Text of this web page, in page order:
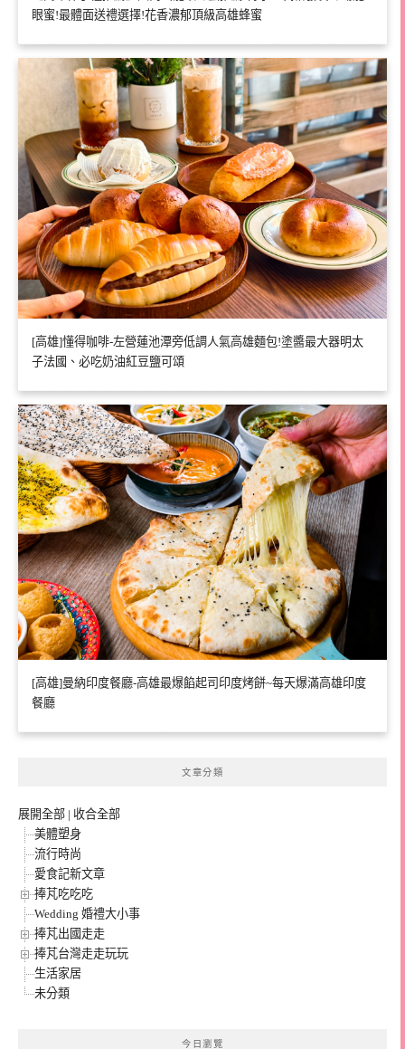
眼蜜!最體面送禮選擇!花香濃郁頂級高雄蜂蜜
[高雄]懂得咖啡-左營蓮池潭旁低調人氣高雄麵包!塗醬最大器明太
子法國、必吃奶油紅豆鹽可頌
[高雄]曼納印度餐廳-高雄最爆餡起司印度烤餅~每天爆滿高雄印度
餐廳
文章分類
展開全部 | 收合全部
美體塑身
流行時尚
愛食記新文章
捧芃吃吃吃
Wedding 婚禮大小事
捧芃出國走走
捧芃台灣走走玩玩
生活家居
未分類
今日瀏覽